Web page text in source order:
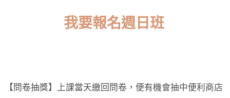
我要報名週日班
【問卷抽獎】上課當天繳回問卷，便有機會抽中便利商店